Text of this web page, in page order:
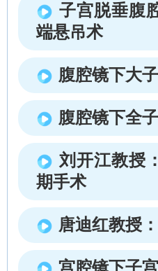
子宫脱垂腹
端悬吊术
腹腔镜下大
腹腔镜下全
刘开江教授
期手术
唐迪红教授
宫腔镜下子